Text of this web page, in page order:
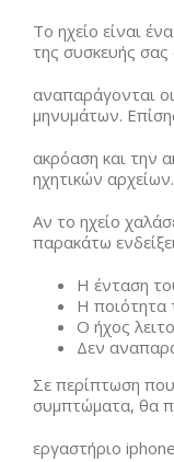
Το ηχείο είναι
της συσκευής
αναπαράγονται
μηνυμάτων.
ακρόαση και την
ηχητικών αρχείων.
Αν το ηχείο
παρακάτω
Η ένταση
Η ποιότητα
Ο ήχος
Δεν
Σε περίπτωση
συμπτώματα, θα
εργαστήριο